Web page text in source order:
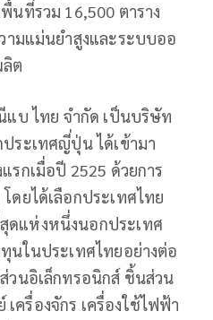
นที่รวม 16,500 ตาราง
ามแม่นยำสูงและระบบออ
ต
บ ไทย จำกัด เป็นบริษัท
ระเทศญี่ปุ่น ได้เข้ามา
รกเมื่อปี 2525 ด้วยการ
ดยได้เลือกประเทศไทย
ดแห่งหนึ่งนอกประเทศ
นในประเทศไทยอย่างต่อ
วนอิเล็กทรอนิกส์ ชิ้นส่วน
ครื่องจักร เครื่องใช้ไฟฟ้า